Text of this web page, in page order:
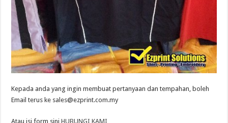
Kepada anda yang ingin membuat pertanyaan dan tempahan, boleh
Email terus ke sales@ezprint.com.my
Atau isi form siniHUBUNGI KAMI